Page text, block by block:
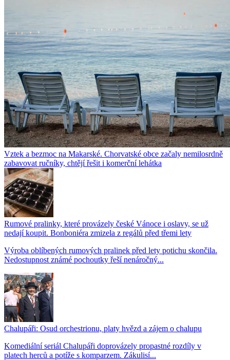
Vztek a bezmoc na Makarské. Chorvatské obce začaly nemilosrdně
zabavovat ručníky, chtějí řešit i komerční lehátka
Rumové pralinky, které provázely české Vánoce i oslavy, se už
nedají koupit. Bonboniéra zmizela z regálů před třemi lety
Výroba oblíbených rumových pralinek před lety potichu skončila.
Nedostupnost známé pochoutky řeší nenáročný...
Chalupáři: Osud orchestrionu, platy hvězd a zájem o chalupu
Komediální seriál Chalupáři doprovázely propastné rozdíly v
platech herců a potíže s komparzem. Zákulisí...